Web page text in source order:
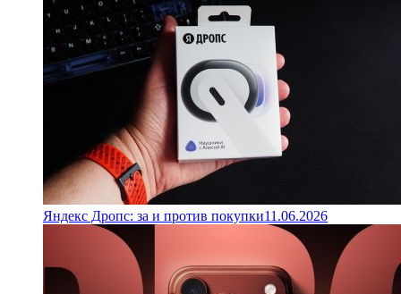
Яндекс Дропс: за и против покупки11.06.2026